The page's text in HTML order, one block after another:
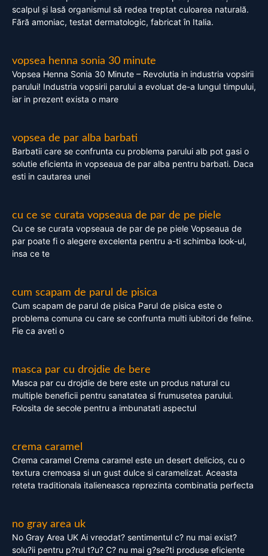
scalpul și lasă organismul să redea treptat culoarea naturală.
Fără amoniac, testat dermatologic, fabricat în Italia.
vopsea henna sonia 30 minute
Vopsea Henna Sonia 30 Minute – Revolutia in industria vopsirii
parului! Industria vopsirii parului a evoluat de-a lungul timpului,
iar in prezent exista o mare
vopsea de par alba barbati
Barbatii care se confrunta cu problema parului alb pot gasi o
solutie eficienta in vopseaua de par alba pentru barbati. Daca
esti in cautarea unei
cu ce se curata vopseaua de par de pe piele
Cu ce se curata vopseaua de par de pe piele Vopseaua de
par poate fi o alegere excelenta pentru a-ti schimba look-ul,
insa ce te
cum scapam de parul de pisica
Cum scapam de parul de pisica Parul de pisica este o
problema comuna cu care se confrunta multi iubitori de feline.
Fie ca aveti o
masca par cu drojdie de bere
Masca par cu drojdie de bere este un produs natural cu
multiple beneficii pentru sanatatea si frumusetea parului.
Folosita de secole pentru a imbunatati aspectul
crema caramel
Crema caramel Crema caramel este un desert delicios, cu o
textura cremoasa si un gust dulce si caramelizat. Aceasta
reteta traditionala italieneasca reprezinta combinatia perfecta
no gray area uk
No Gray Area UK Ai vreodat? sentimentul c? nu mai exist?
solu?ii pentru p?rul t?u? C? nu mai g?se?ti produse eficiente